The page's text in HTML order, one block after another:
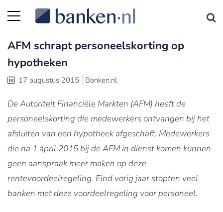
AFM schrapt personeelskorting op
hypotheken
17 augustus 2015 Banken.nl
De Autoriteit Financiële Markten (AFM) heeft de
personeelskorting die medewerkers ontvangen bij het
afsluiten van een hypotheek afgeschaft. Medewerkers
die na 1 april 2015 bij de AFM in dienst komen kunnen
geen aanspraak meer maken op deze
rentevoordeelregeling. Eind vorig jaar stopten veel
banken met deze voordeelregeling voor personeel.